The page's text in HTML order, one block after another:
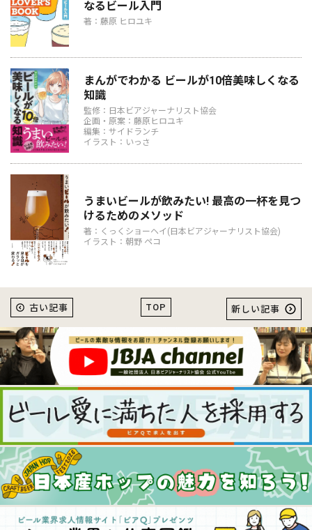
なるビール入門
著：藤原 ヒロユキ
まんがでわかる ビールが10倍美味しくなる
知識
監修：日本ビアジャーナリスト協会
企画・原案：藤原ヒロユキ
編集：サイドランチ
イラスト：いっさ
うまいビールが飲みたい! 最高の一杯を見つ
けるためのメソッド
著：くっくショーヘイ(日本ビアジャーナリスト協会)
イラスト：朝野 ペコ
TOP
古い記事 新しい記事